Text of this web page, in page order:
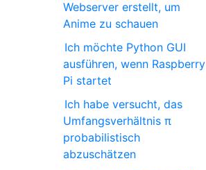
Webserver erstellt, um
Anime zu schauen
Ich möchte Python GUI
ausführen, wenn Raspberry
Pi startet
Ich habe versucht, das
Umfangsverhältnis π
probabilistisch
abzuschätzen